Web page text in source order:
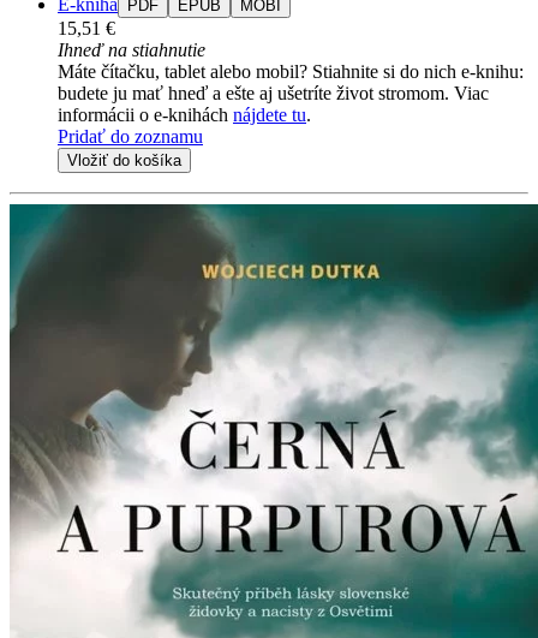
E-kniha PDF EPUB MOBI
15,51 €
Ihneď na stiahnutie
Máte čítačku, tablet alebo mobil? Stiahnite si do nich e-knihu:
budete ju mať hneď a ešte aj ušetríte život stromom. Viac
informácii o e-knihách nájdete tu.
Pridať do zoznamu
Vložiť do košíka